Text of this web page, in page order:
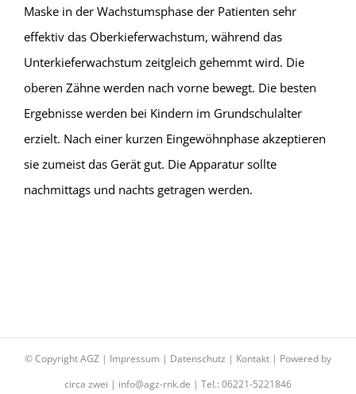
Maske in der Wachstumsphase der Patienten sehr
effektiv das Oberkieferwachstum, während das
Unterkieferwachstum zeitgleich gehemmt wird. Die
oberen Zähne werden nach vorne bewegt. Die besten
Ergebnisse werden bei Kindern im Grundschulalter
erzielt. Nach einer kurzen Eingewöhnphase akzeptieren
sie zumeist das Gerät gut. Die Apparatur sollte
nachmittags und nachts getragen werden.
© Copyright AGZ | Impressum | Datenschutz | Kontakt | Powered by
circa zwei | info@agz-rnk.de | Tel.: 06221-5221846